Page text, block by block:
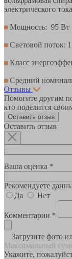
электрического
Мощность: 95 Вт
Световой поток:
Класс
Средний
Отзывы
Помогите другим
кто поделится
Оставить отзыв
Оставить отзыв
Ваша оценка *
Рекомендуете
Да
Нет
Комментарии *
Загрузите фото
Максимальный
Укажите,